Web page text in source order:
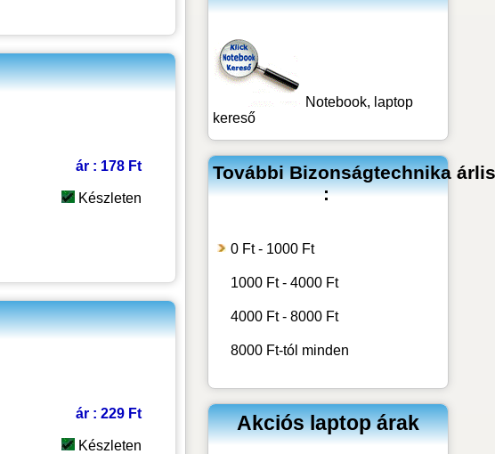
ár : 178 Ft
Készleten
ár : 229 Ft
Készleten
Notebook, laptop
kereső
TovábbiBizonságtechnika
:
0 Ft - 1000 Ft
1000 Ft - 4000 Ft
4000 Ft - 8000 Ft
8000 Ft-tól minden
Akciós laptop árak